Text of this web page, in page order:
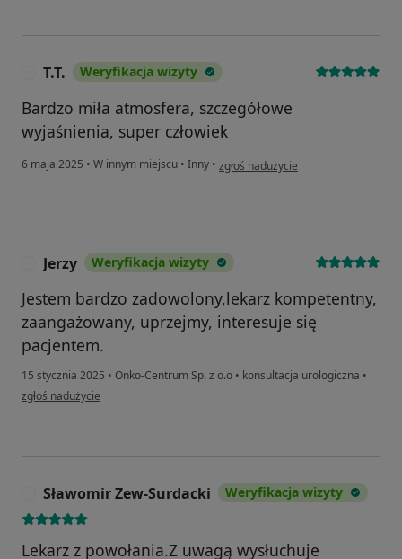
T.T. Weryfikacja wizyty
Bardzo miła atmosfera, szczegółowe
wyjaśnienia, super człowiek
6 maja 2025 • W innym miejscu • Inny • w opinii użytkownika T.T.
zgłoś nadużycie
Jerzy Weryfikacja wizyty
Jestem bardzo zadowolony,lekarz kompetentny,
zaangażowany, uprzejmy, interesuje się
pacjentem.
15 stycznia 2025 • Onko-Centrum Sp. z o.o • konsultacja urologiczna •
w opinii użytkownika Jerzy
zgłoś nadużycie
Sławomir Zew-Surdacki Weryfikacja wizyty
Lekarz z powołania.Z uwagą wysłuchuje